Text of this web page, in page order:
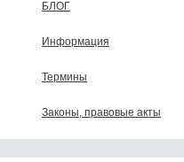
БЛОГ
Информация
Термины
Законы, правовые акты